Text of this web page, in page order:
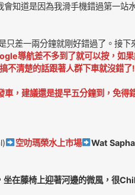
知道是因為我滑手機錯過第一站
差一兩分鐘就剛好錯過了。接下
導航差不多到了就可以按，如
不清楚的話跟著人群下車就沒錯了!
，建議還是提早五分鐘到，免得
空叻瑪榮水上市場
Wat
在藤椅上迎著河邊的微風，很